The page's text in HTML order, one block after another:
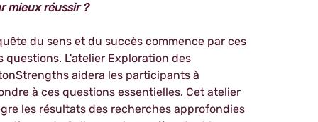
mieux réussir ?
du sens et du succès commence par ces
questions. L'atelier Exploration des
aidera les participants à
à ces questions essentielles. Cet atelier
les résultats des recherches approfondies